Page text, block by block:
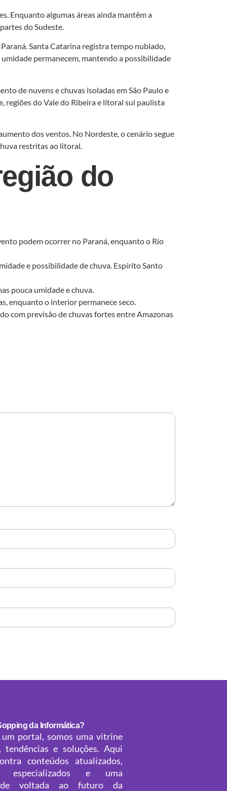
Enquanto algumas áreas ainda mantêm a
do Sudeste.
Santa Catarina registra tempo nublado,
permanecem, mantendo a possibilidade
de nuvens e chuvas isoladas em São Paulo e
regiões do Vale do Ribeira e litoral sul paulista
dos ventos. No Nordeste, o cenário segue
restritas ao litoral.
do
podem ocorrer no Paraná, enquanto o Rio
e possibilidade de chuva. Espírito Santo
pouca umidade e chuva.
enquanto o interior permanece seco.
com previsão de chuvas fortes entre Amazonas
da Informática?
portal, somos uma vitrine
tendências e soluções. Aqui
conteúdos atualizados,
especializados e uma
voltada ao futuro da